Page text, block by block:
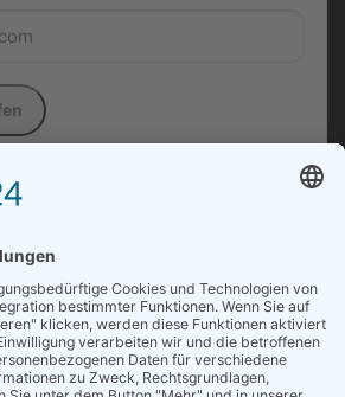
verwendeten Daten werden
Entgegennahme, Dokumentation